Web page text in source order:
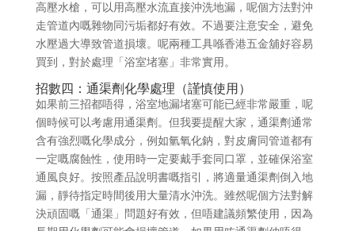
高壓水槍，可以用高壓水流直接沖洗地漏，呢個方法對沖
走管道內嘅雜物同污垢都好有效。不過要注意安全，避免
水壓過大導致管道損壞。呢兩種工具喺香港五金舖好容易
買到，對於處理「浴室堵塞」非常實用。
招數四：通渠劑化學處理（謹慎使用）
如果前三招都唔得，浴室地漏堵塞可能已經非常嚴重，呢
個時候可以考慮用通渠劑。但我要提醒大家，通渠劑通常
含有強烈嘅化學成分，例如氫氧化鈉，對皮膚同管道都有
一定嘅腐蝕性，使用時一定要戴手套同口罩，並確保浴室
通風良好。按照產品說明書嘅指引，將適量通渠劑倒入地
漏，靜待指定時間後用大量清水沖洗。雖然呢個方法對解
決頑固嘅「通渠」問題好有效，但唔建議頻繁使用，因為